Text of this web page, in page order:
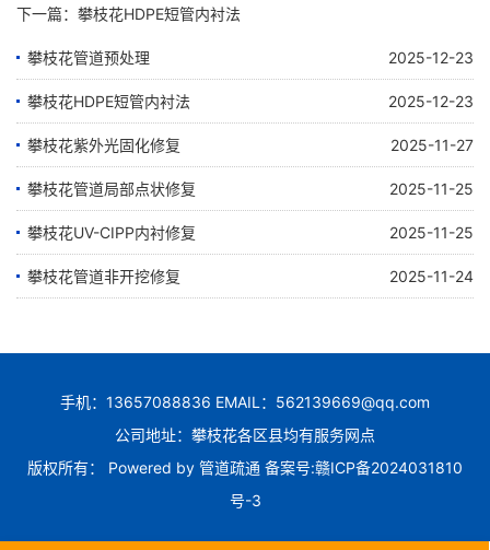
下一篇： 攀枝花HDPE短管内衬法
攀枝花管道预处理 2025-12-23
攀枝花HDPE短管内衬法 2025-12-23
攀枝花紫外光固化修复 2025-11-27
攀枝花管道局部点状修复 2025-11-25
攀枝花UV-CIPP内衬修复 2025-11-25
攀枝花管道非开挖修复 2025-11-24
手机：13657088836 EMAIL：562139669@qq.com
公司地址：攀枝花各区县均有服务网点
版权所有： Powered by 管道疏通 备案号:赣ICP备2024031810
号-3